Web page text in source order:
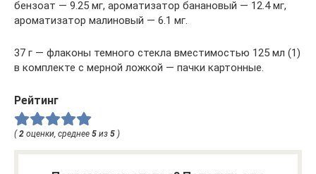
бензоат — 9.25 мг, ароматизатор банановый — 12.4 мг,
ароматизатор малиновый — 6.1 мг.
37 г — флаконы темного стекла вместимостью 125 мл (1)
в комплекте с мерной ложкой — пачки картонные.
Рейтинг
(2 оценки, среднее 5 из 5 )